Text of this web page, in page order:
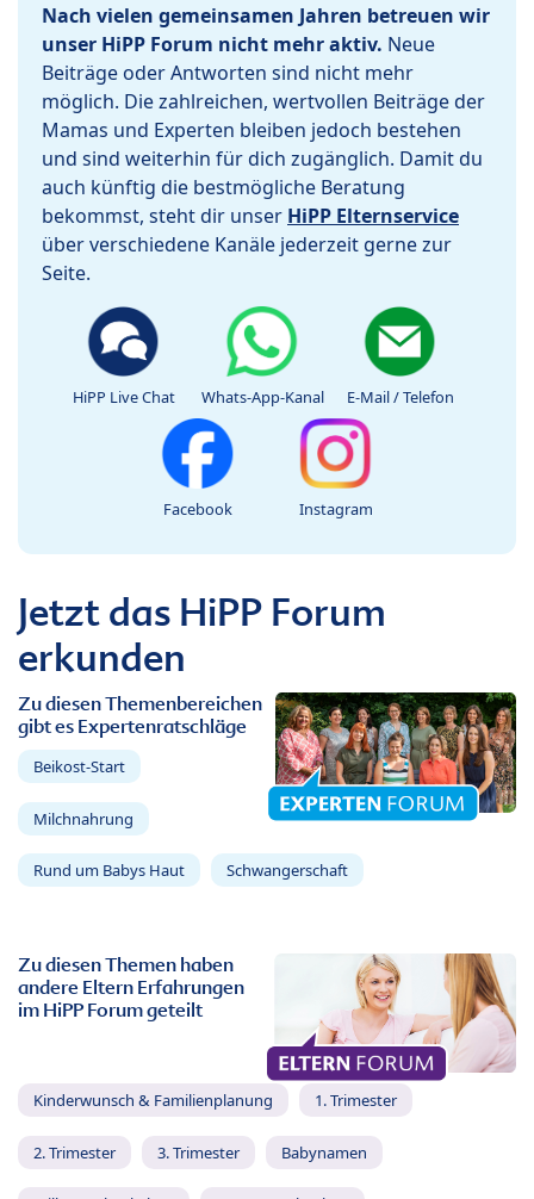
Nach vielen gemeinsamen Jahren betreuen wir
unser HiPP Forum nicht mehr aktiv. Neue
Beiträge oder Antworten sind nicht mehr
möglich. Die zahlreichen, wertvollen Beiträge der
Mamas und Experten bleiben jedoch bestehen
und sind weiterhin für dich zugänglich. Damit du
auch künftig die bestmögliche Beratung
bekommst, steht dir unser HiPP Elternservice
über verschiedene Kanäle jederzeit gerne zur
Seite.
HiPP Live Chat Whats-App-Kanal E-Mail / Telefon
Facebook Instagram
Jetzt das HiPP Forum
erkunden
Zu diesen Themenbereichen
gibt es Expertenratschläge
Beikost-Start
Milchnahrung
Rund um Babys Haut Schwangerschaft
Zu diesen Themen haben
andere Eltern Erfahrungen
im HiPP Forum geteilt
Kinderwunsch & Familienplanung 1. Trimester
2. Trimester 3. Trimester Babynamen